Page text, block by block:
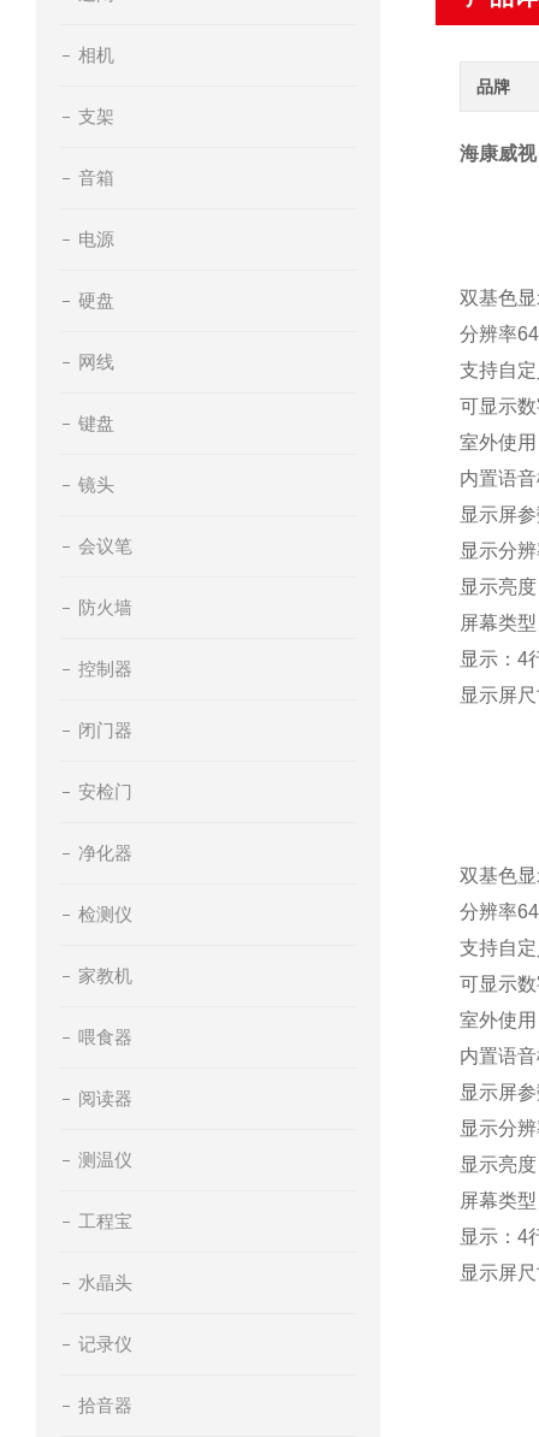
相机
支架
音箱
电源
硬盘
网线
键盘
镜头
会议笔
防火墙
控制器
闭门器
安检门
净化器
检测仪
家教机
喂食器
阅读器
测温仪
工程宝
水晶头
记录仪
拾音器
品牌
海康威
双基色
分辨率
支持自
可显示
室外使
内置语
显示屏
显示分
显示亮
屏幕类
显示：4
显示屏
双基色
分辨率
支持自
可显示
室外使
内置语
显示屏
显示分
显示亮
屏幕类
显示：4
显示屏